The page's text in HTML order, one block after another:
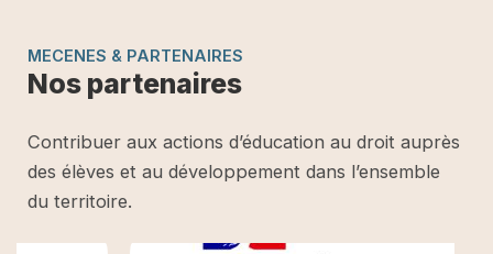
MECENES & PARTENAIRES
Nos partenaires
Contribuer aux actions d’éducation au droit auprès
des élèves et au développement dans l’ensemble
du territoire.